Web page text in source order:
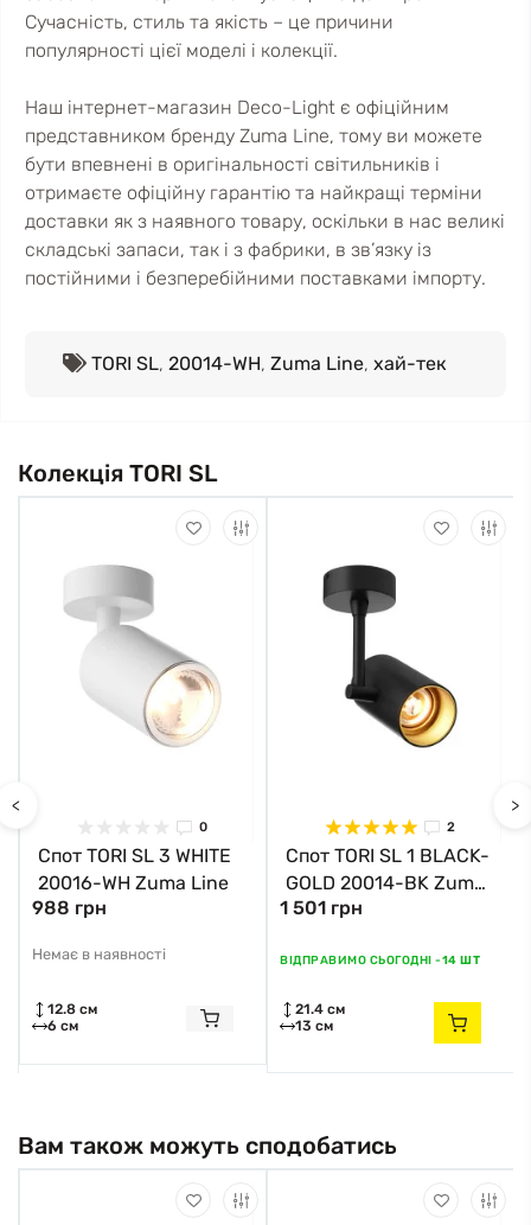
Сучасність, стиль та якість – це причини
популярності цієї моделі і колекції.
Наш інтернет-магазин Deco-Light є офіційним
представником бренду Zuma Line, тому ви можете
бути впевнені в оригінальності світильників і
отримаєте офіційну гарантію та найкращі терміни
доставки як з наявного товару, оскільки в нас великі
складські запаси, так і з фабрики, в зв’язку із
постійними і безперебійними поставками імпорту.
TORI SL, 20014-WH, Zuma Line, хай-тек
Колекція TORI SL
<
0
Спот TORI SL 3 WHITE
20016-WH Zuma Line
988 грн
Немає в наявності
12.8 см
6 см
2
Спот TORI SL 1 BLACK-
GOLD 20014-BK Zuma
Line
1 501 грн
ВІДПРАВИМО СЬОГОДНІ -14 ШТ
21.4 см
13 см
>
Вам також можуть сподобатись